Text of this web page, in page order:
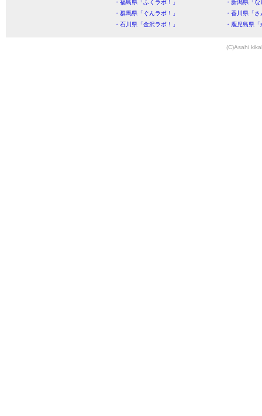
・福島県「ふくラボ！」
・新潟県「
・群馬県「ぐんラボ！」
・香川県「
・石川県「金沢ラボ！」
・鹿児島県
(C)Asahi